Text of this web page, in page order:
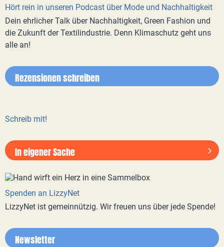
Hört rein in unseren Podcast über Mode und Nachhaltigkeit
Dein ehrlicher Talk über Nachhaltigkeit, Green Fashion und
die Zukunft der Textilindustrie. Denn Klimaschutz geht uns
alle an!
Rezensionen schreiben
Schreib mit!
In eigener Sache
Spenden an LizzyNet
LizzyNet ist gemeinnützig. Wir freuen uns über jede Spende!
Newsletter